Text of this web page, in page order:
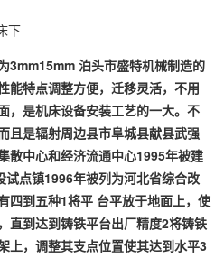
下
3mm15mm 泊头市盛特机械制造的
能特点调整方便，迁移灵活，不用
，是机床设备安装工艺的一大。不
且是辐射周边县市阜城县献县武强
散中心和经济流通中心1995年被建
点镇1996年被列为河北省综合改
四到五种1将平 台平放于地面上，使
直到达到铸铁平台出厂精度2将铸铁
上，调整其支点位置使其达到水平3